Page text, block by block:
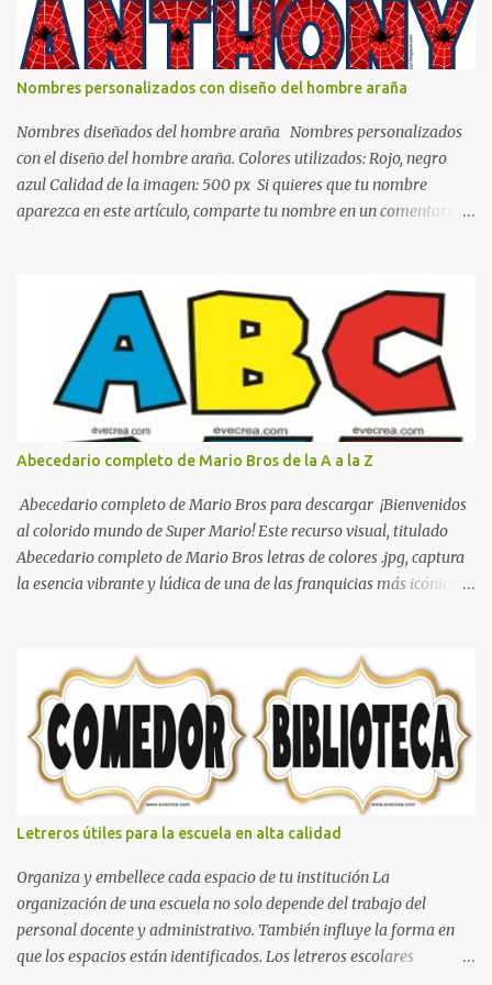
blanco es ideal para lograr el relax total, es un color que va con
todo y además es color bastante limpio que te dará esa sensación
de calidez. Los colores terra son excelentes para usar en el
dormitorio nos brinda esa sensación de tranquilidad y confort. El
color gris es un color muy relajante y por lo tanto entra en la lista
de colo...
Nombres personalizados con diseño del hombre araña
Nombres diseñados del hombre araña Nombres personalizados
con el diseño del hombre araña. Colores utilizados: Rojo, negro
azul Calidad de la imagen: 500 px Si quieres que tu nombre
aparezca en este artículo, comparte tu nombre en un comentario y
decorar el dormitorio con pósters Cama con diseño de ring de
boxeo Ideas para decoraciones de fiestas infantiles Cosas bonitas
que se pueden hacer con gomas de coche
Abecedario completo de Mario Bros de la A a la Z
Abecedario completo de Mario Bros para descargar ¡Bienvenidos
al colorido mundo de Super Mario! Este recurso visual, titulado
Abecedario completo de Mario Bros letras de colores .jpg, captura
la esencia vibrante y lúdica de una de las franquicias más icónicas
tipografía clásica y robusta que los fans han reconocido por
décadas. En esta primera sección, el abecedario nos presenta:
Identidad Visual: Un diseño de bloques con bordes negros gruesos
que resaltan sobre cualquier fondo. Paleta de Colores: Una
secuencia dinámica que alterna entre el rojo de Mario, el verde de
Luigi, y los tonos azul y amarillo clásicos de los elementos del
juego. Contenido Actual: La imagen muestra la organización desde
la letra A hasta la M, estableciendo el estilo geométrico y divertido
que define a toda la colección. Primera parte del juego de letras
in...
Letreros útiles para la escuela en alta calidad
Organiza y embellece cada espacio de tu institución La
organización de una escuela no solo depende del trabajo del
personal docente y administrativo. También influye la forma en
que los espacios están identificados. Los letreros escolares